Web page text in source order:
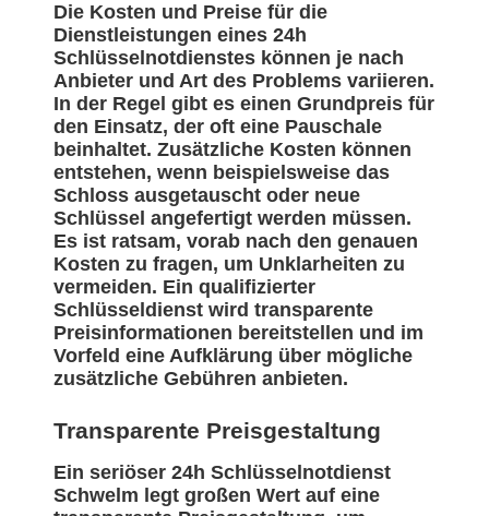
Die Kosten und Preise für die
Dienstleistungen eines 24h
Schlüsselnotdienstes können je nach
Anbieter und Art des Problems variieren.
In der Regel gibt es einen Grundpreis für
den Einsatz, der oft eine Pauschale
beinhaltet. Zusätzliche Kosten können
entstehen, wenn beispielsweise das
Schloss ausgetauscht oder neue
Schlüssel angefertigt werden müssen.
Es ist ratsam, vorab nach den genauen
Kosten zu fragen, um Unklarheiten zu
vermeiden. Ein qualifizierter
Schlüsseldienst wird transparente
Preisinformationen bereitstellen und im
Vorfeld eine Aufklärung über mögliche
zusätzliche Gebühren anbieten.
Transparente Preisgestaltung
Ein seriöser 24h Schlüsselnotdienst
Schwelm legt großen Wert auf eine